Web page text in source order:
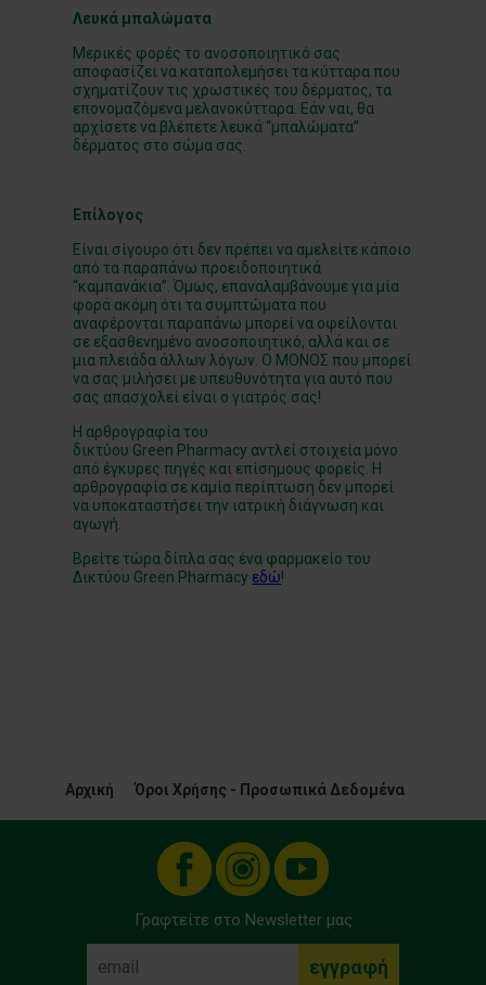
Λευκά μπαλώματα
Μερικές φορές το ανοσοποιητικό σας
αποφασίζει να καταπολεμήσει τα κύτταρα που
σχηματίζουν τις χρωστικές του δέρματος, τα
επονομαζόμενα μελανοκύτταρα. Εάν ναι, θα
αρχίσετε να βλέπετε λευκά “μπαλώματα”
δέρματος στο σώμα σας.
Επίλογος
Είναι σίγουρο ότι δεν πρέπει να αμελείτε κάποιο
από τα παραπάνω προειδοποιητικά
“καμπανάκια”. Όμως, επαναλαμβάνουμε για μία
φορά ακόμη ότι τα συμπτώματα που
αναφέρονται παραπάνω μπορεί να οφείλονται
σε εξασθενημένο ανοσοποιητικό, αλλά και σε
μια πλειάδα άλλων λόγων. Ο ΜΟΝΟΣ που μπορεί
να σας μιλήσει με υπευθυνότητα για αυτό που
σας απασχολεί είναι ο γιατρός σας!
Η αρθρογραφία του
δικτύου Green Pharmacy αντλεί στοιχεία μόνο
από έγκυρες πηγές και επίσημους φορείς. Η
αρθρογραφία σε καμία περίπτωση δεν μπορεί
να υποκαταστήσει την ιατρική διάγνωση και
αγωγή.
Βρείτε τώρα δίπλα σας ένα φαρμακείο του
Δικτύου Green Pharmacy εδώ!
Αρχική Όροι Χρήσης - Προσωπικά Δεδομένα
Γραφτείτε στο Newsletter μας